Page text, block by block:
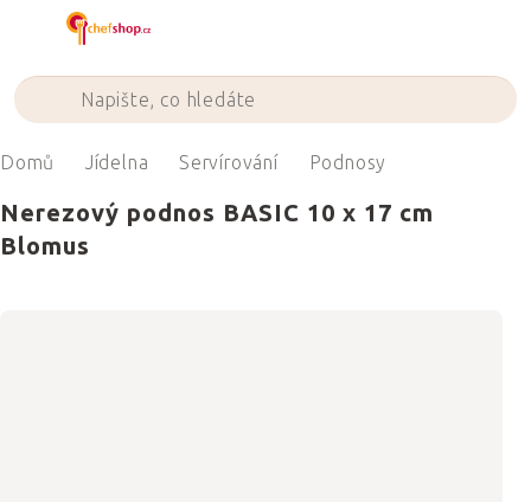
Domů Jídelna Servírování Podnosy
Nerezový podnos BASIC 10 x 17 cm
Blomus